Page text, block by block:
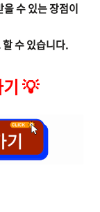
수 있는 장점이
수 있습니다.
💡